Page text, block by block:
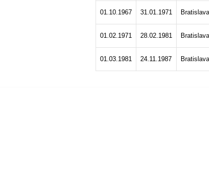
01.10.1967 31.01.1971 Bratislava
01.02.1971 28.02.1981 Bratislava
01.03.1981 24.11.1987 Bratislava